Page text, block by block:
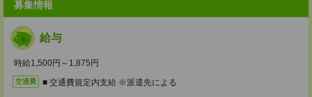
募集情報
給与
時給1,500円～1,875円
交通費 ■ 交通費規定内支給 ※派遣先による